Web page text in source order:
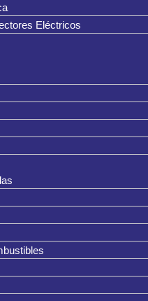
Eléctricos